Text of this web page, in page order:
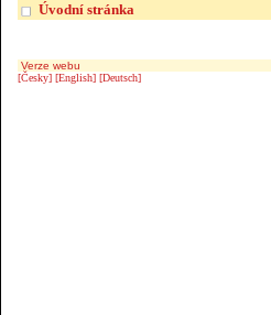
Úvodní stránka
Verze webu
[Česky] [English] [Deutsch]